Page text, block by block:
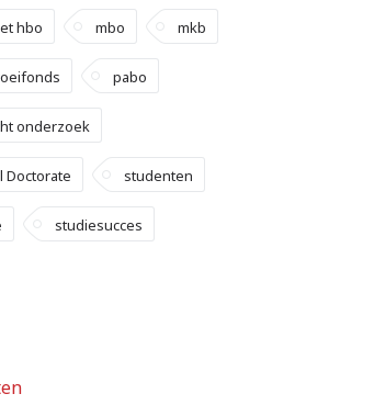
hbo mbo mkb
pabo
onderzoek
Doctorate studenten
studiesucces